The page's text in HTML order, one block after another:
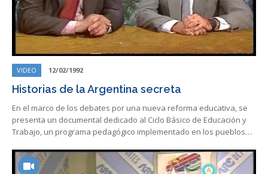
VIDEO 12/02/1992
Historias de la Argentina secreta
En el marco de los debates por una nueva reforma educativa, se
presenta un documental dedicado al Ciclo Básico de Educación y
Trabajo, un programa pedagógico implementado en los pueblos…